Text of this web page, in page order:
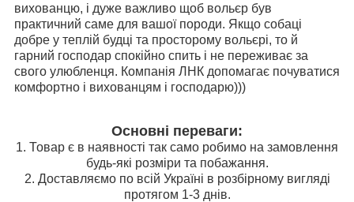
вихованцю, і дуже важливо щоб вольєр був
практичний саме для вашої породи. Якщо собаці
добре у теплій будці та просторому вольєрі, то й
гарний господар спокійно спить і не переживає за
свого улюбленця. Компанія ЛНК допомагає почуватися
комфортно і вихованцям і господарю)))
Основні переваги:
1. Товар є в наявності так само робимо на замовлення
будь-які розміри та побажання.
2. Доставляємо по всій Україні в розбірному вигляді
протягом 1-3 днів.